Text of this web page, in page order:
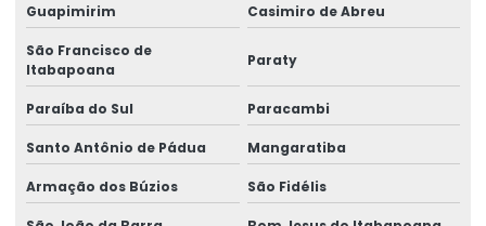
Etiquetas Adesivas Para Marcação De Produtos
Etiquetas Adesivas Para Produtos
Etiquetas Adesivas Para Produtos Alimentícios
Etiquetas Adesivas Para Roupas E Têxteis
Etiquetas Adesivas Personalizadas
Guapimirim Casimiro de Abreu
São Francisco de
Itabapoana
Paraty
Paraíba do Sul Paracambi
Santo Antônio de Pádua Mangaratiba
Armação dos Búzios São Fidélis